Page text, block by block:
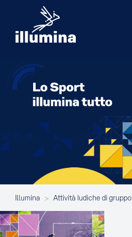
Illumina > Attività ludiche di gruppo